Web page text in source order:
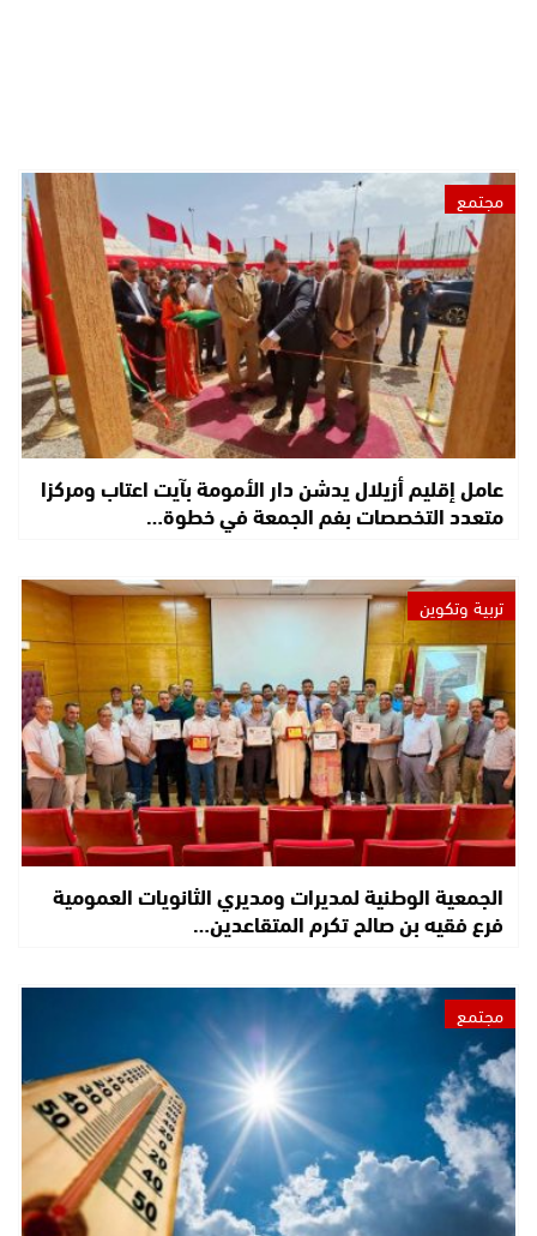
مجتمع
عامل إقليم أزيلال يدشن دار الأمومة بآيت اعتاب ومركزا
متعدد التخصصات بفم الجمعة في خطوة…
تربية وتكوين
الجمعية الوطنية لمديرات ومديري الثانويات العمومية
فرع فقيه بن صالح تكرم المتقاعدين…
مجتمع